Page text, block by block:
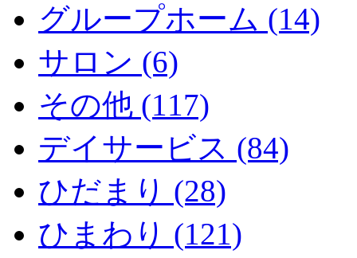
グループホーム (14)
サロン (6)
その他 (117)
デイサービス (84)
ひだまり (28)
ひまわり (121)